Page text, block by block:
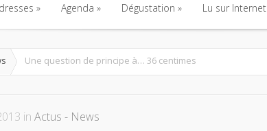
Adresses
Agenda
Agenda
Dégustation
Dégustation
Lu sur Internet
Lu sur Internet
Une question de principe à… 36 centimes
in Actus - News